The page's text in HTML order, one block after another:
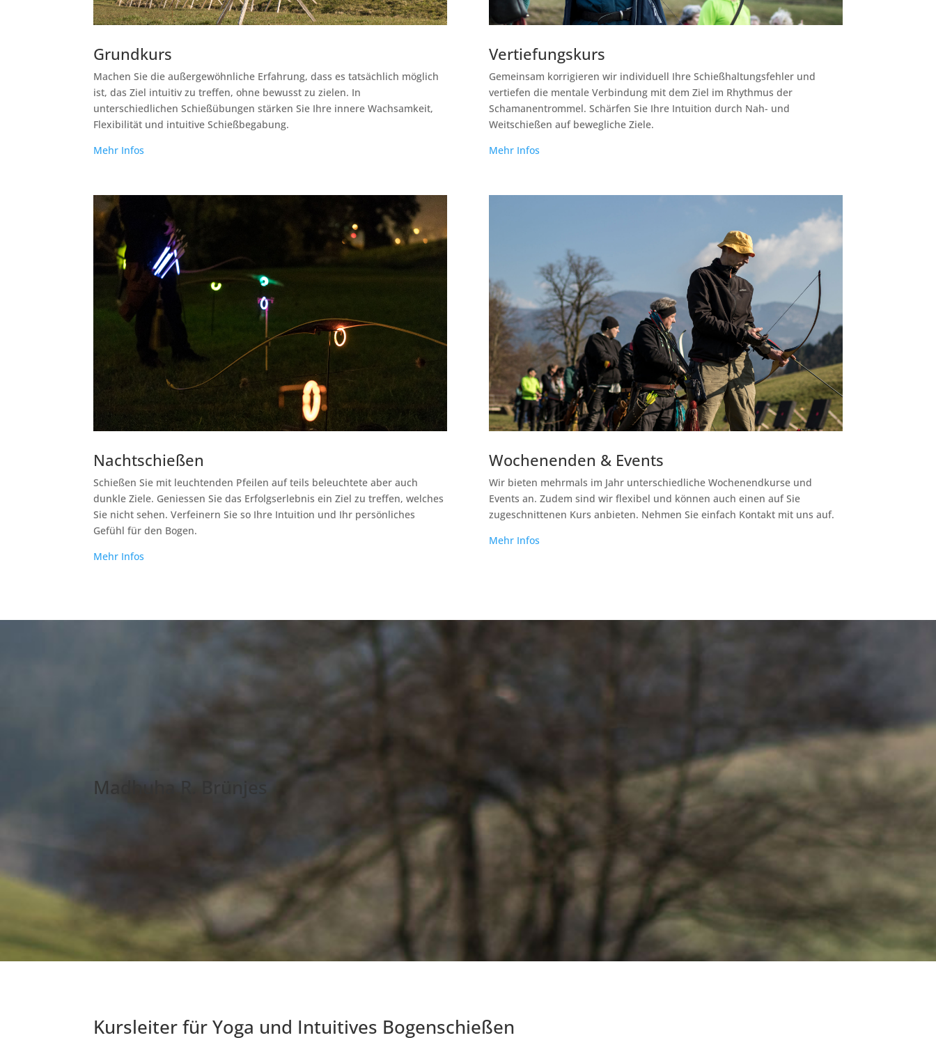
Grundkurs
Machen Sie die außergewöhnliche Erfahrung, dass es tatsächlich möglich
ist, das Ziel intuitiv zu treffen, ohne bewusst zu zielen. In
unterschiedlichen Schießübungen stärken Sie Ihre innere Wachsamkeit,
Flexibilität und intuitive Schießbegabung.
Mehr Infos
Vertiefungskurs
Gemeinsam korrigieren wir individuell Ihre Schießhaltungsfehler und
vertiefen die mentale Verbindung mit dem Ziel im Rhythmus der
Schamanentrommel. Schärfen Sie Ihre Intuition durch Nah- und
Weitschießen auf bewegliche Ziele.
Mehr Infos
Nachtschießen
Schießen Sie mit leuchtenden Pfeilen auf teils beleuchtete aber auch
dunkle Ziele. Geniessen Sie das Erfolgserlebnis ein Ziel zu treffen, welches
Sie nicht sehen. Verfeinern Sie so Ihre Intuition und Ihr persönliches
Gefühl für den Bogen.
Mehr Infos
Wochenenden & Events
Wir bieten mehrmals im Jahr unterschiedliche Wochenendkurse und
Events an. Zudem sind wir flexibel und können auch einen auf Sie
zugeschnittenen Kurs anbieten. Nehmen Sie einfach Kontakt mit uns auf.
Mehr Infos
Madhuha R. Brünjes
Kursleiter für Yoga und Intuitives Bogenschießen